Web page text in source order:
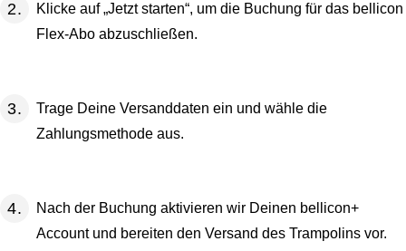
Klicke auf „Jetzt starten“, um die Buchung für das bellicon
Flex-Abo abzuschließen.
Trage Deine Versanddaten ein und wähle die
Zahlungsmethode aus.
Nach der Buchung aktivieren wir Deinen bellicon+
Account und bereiten den Versand des Trampolins vor.